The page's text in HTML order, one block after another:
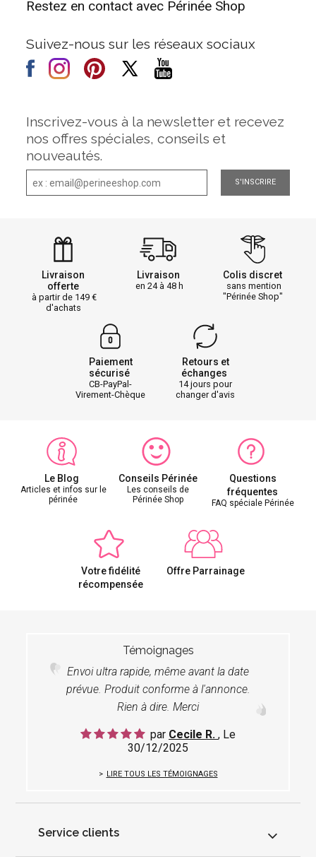
Restez en contact avec Périnée Shop
Suivez-nous sur les réseaux sociaux
Inscrivez-vous à la newsletter et recevez
nos offres spéciales, conseils et
nouveautés.
S'INSCRIRE
Livraison
offerte
à partir de 149
d'achats
Livraison
en 24 à 48 h
Colis discret
sans mention
"Périnée Shop"
Paiement
sécurisé
CB-PayPal-
Virement-Chèque
Retours et
échanges
14 jours pour
changer d'avis
Le Blog
Articles et infos sur le
périnée
Conseils Périnée
Les conseils de
Périnée Shop
Questions
fréquentes
FAQ spéciale Périnée
Votre fidélité
récompensée
Offre Parrainage
Témoignages
Envoi ultra rapide, même avant la date
prévue. Produit conforme à l'annonce.
Rien à dire. Merci
par Cecile R. , Le
30/12/2025
LIRE TOUS LES TÉMOIGNAGES
Service clients